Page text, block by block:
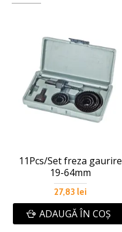
11Pcs/Set freza gaurire
19-64mm
27,83 lei
ADAUGĂ ÎN COŞ